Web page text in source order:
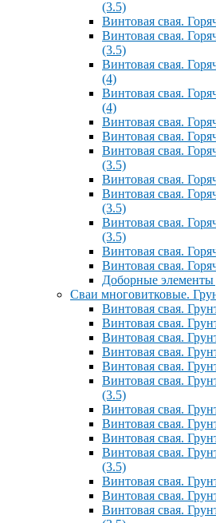
(3.5)
Винтовая свая.
Винтовая свая.
(3.5)
Винтовая свая.
(4)
Винтовая свая.
(4)
Винтовая свая.
Винтовая свая.
Винтовая свая.
(3.5)
Винтовая свая.
Винтовая свая.
(3.5)
Винтовая свая.
(3.5)
Винтовая свая.
Винтовая свая.
Доборные
Сваи многовитковые.
Винтовая свая.
Винтовая свая.
Винтовая свая.
Винтовая свая.
Винтовая свая.
Винтовая свая.
(3.5)
Винтовая свая.
Винтовая свая.
Винтовая свая.
Винтовая свая.
(3.5)
Винтовая свая.
Винтовая свая.
Винтовая свая.